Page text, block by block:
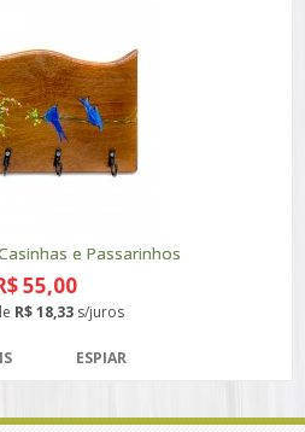
e Passarinhos
55,00
R$ 18,33 s/juros
ESPIAR